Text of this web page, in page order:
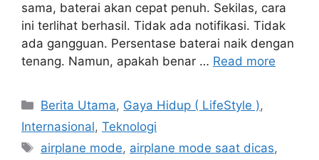
sama, baterai akan cepat penuh. Sekilas, cara
ini terlihat berhasil. Tidak ada notifikasi. Tidak
ada gangguan. Persentase baterai naik dengan
tenang. Namun, apakah benar … Read more
Categories
Berita Utama, Gaya Hidup ( LifeStyle ),
Internasional, Teknologi
Tags
airplane mode, airplane mode saat dicas,